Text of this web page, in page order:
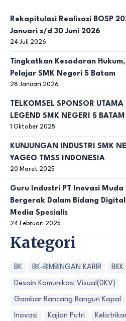
Rekapitulasi Realisasi BOSP
Januari s/d 30 Juni 2026
24 Juli 2026
Tingkatkan Kesadaran
Pelajar SMK Negeri 5 Batam
28 Januari 2026
TELKOMSEL SPONSOR
LEGEND SMK NEGERI 5 BATAM
1 Oktober 2025
KUNJUNGAN INDUSTRI SMK
YAGEO TMSS INDONESIA
20 Maret 2025
Guru Industri PT Inovasi
Bergerak Dalam Bidang
Media Spesialis
24 Februari 2025
Kategori
BK BK-BIMBINGAN KARIR BKK
Desain Komunikasi Visual(DKV)
Gambar Rancang Bangun Kapal
Inovasi Kajian Putri